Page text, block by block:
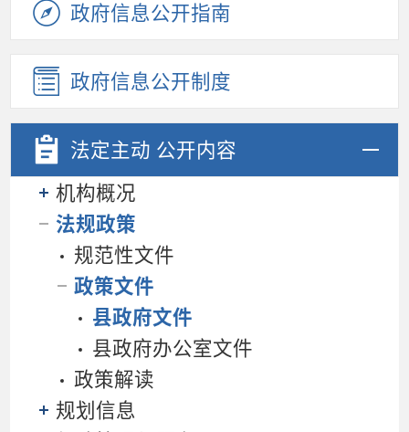
政府信息公开指南
政府信息公开制度
法定主动 公开内容
机构概况
法规政策
规范性文件
政策文件
县政府文件
县政府办公室文件
政策解读
规划信息